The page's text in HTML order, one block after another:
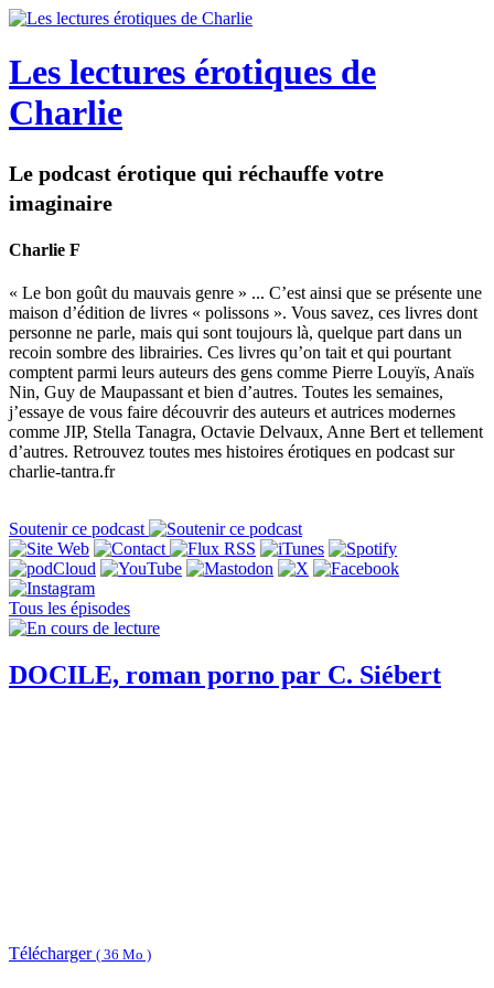
Les lectures érotiques de
Charlie
Le podcast érotique qui réchauffe votre
imaginaire
Charlie F
« Le bon goût du mauvais genre » ... C’est ainsi que se présente une
maison d’édition de livres « polissons ». Vous savez, ces livres dont
personne ne parle, mais qui sont toujours là, quelque part dans un
recoin sombre des librairies. Ces livres qu’on tait et qui pourtant
comptent parmi leurs auteurs des gens comme Pierre Louyïs, Anaïs
Nin, Guy de Maupassant et bien d’autres. Toutes les semaines,
j’essaye de vous faire découvrir des auteurs et autrices modernes
comme JIP, Stella Tanagra, Octavie Delvaux, Anne Bert et tellement
d’autres. Retrouvez toutes mes histoires érotiques en podcast sur
charlie-tantra.fr
Soutenir ce podcast
Tous les épisodes
DOCILE, roman porno par C. Siébert
Télécharger ( 36 Mo )